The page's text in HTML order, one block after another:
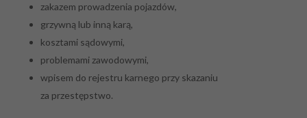
zakazem prowadzenia pojazdów,
grzywną lub inną karą,
kosztami sądowymi,
problemami zawodowymi,
wpisem do rejestru karnego przy skazaniu
za przestępstwo.